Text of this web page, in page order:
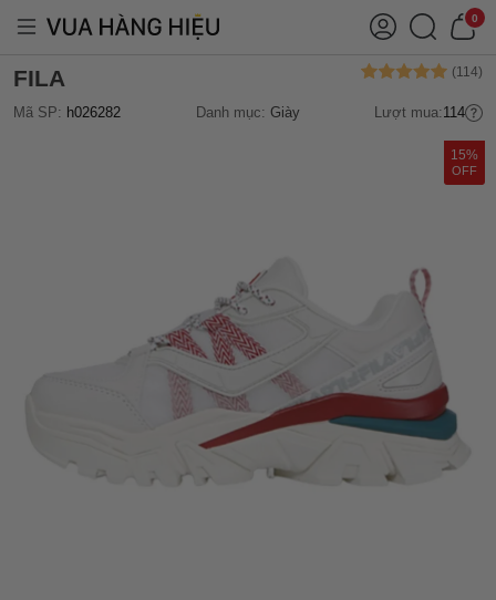
0
FILA
Mã SP: h026282 Danh mục: Giày Lượt mua:114
15%
OFF